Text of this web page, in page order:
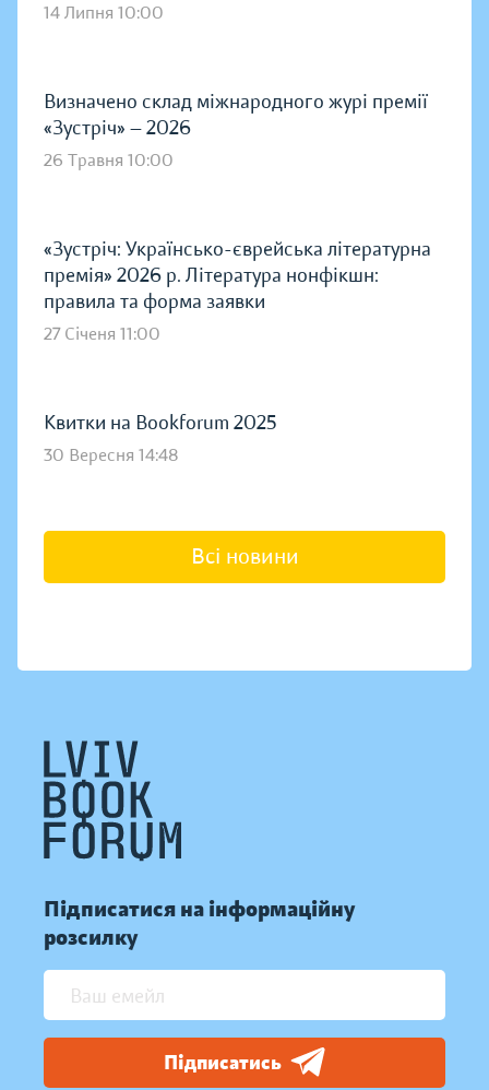
14 Липня 10:00
Визначено склад міжнародного журі премії
«Зустріч» — 2026
26 Травня 10:00
«Зустріч: Українсько-єврейська літературна
премія» 2026 р. Література нонфікшн:
правила та форма заявки
27 Січеня 11:00
Квитки на Bookforum 2025
30 Вересня 14:48
Всі новини
Підписатися на інформаційну
розсилку
Підписатись